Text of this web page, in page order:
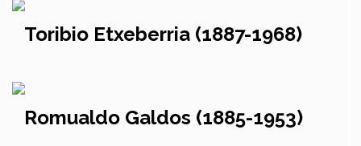
Toribio Etxeberria (1887-1968)
Romualdo Galdos (1885-1953)